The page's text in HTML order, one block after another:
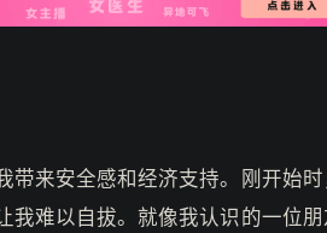
带来安全感和经济支持。刚开始
我难以自拔。就像我认识的一位